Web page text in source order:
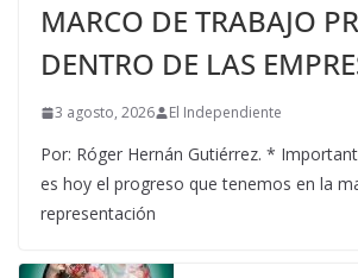
MARCO DE TRABAJO
DENTRO DE LAS
3 agosto, 2026 El Independiente
Por: Róger Hernán Gutiérrez. *
es hoy el progreso que tenemos en la
representación